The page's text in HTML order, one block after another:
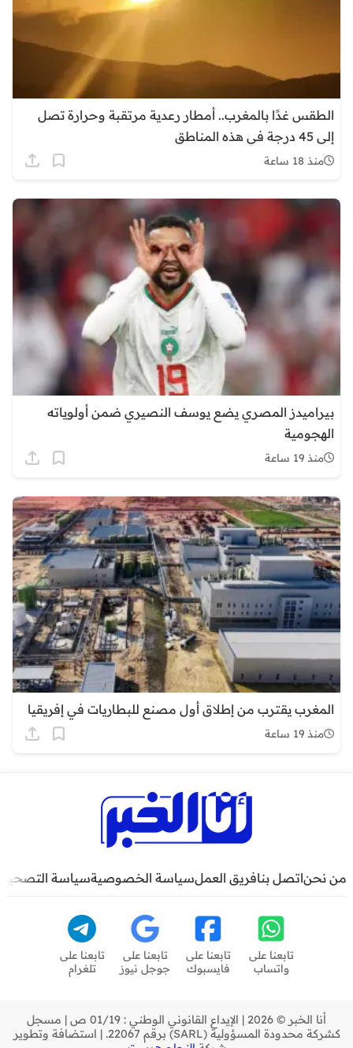
الطقس غدًا بالمغرب.. أمطار رعدية مرتقبة وحرارة تصل
إلى 45 درجة في هذه المناطق
منذ 18 ساعة
بيراميدز المصري يضع يوسف النصيري ضمن أولوياته
الهجومية
منذ 19 ساعة
المغرب يقترب من إطلاق أول مصنع للبطاريات في إفريقيا
منذ 19 ساعة
من نحناتصل بنافريق العملسياسة الخصوصيةسياسة التصحيح
تابعنا على
واتساب
تابعنا على
فايسبوك
تابعنا على
جوجل نيوز
تابعنا على
تلغرام
أنا الخبر © 2026 | الإيداع القانوني الوطني : 01/19 ص | مسجل
كشركة محدودة المسؤولية (SARL) برقم 22067. | استضافة وتطوير